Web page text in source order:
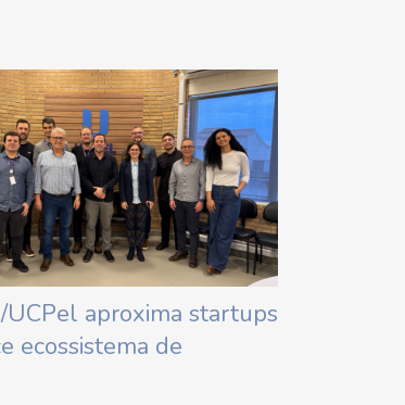
UCPel aproxima startups
ecossistema de